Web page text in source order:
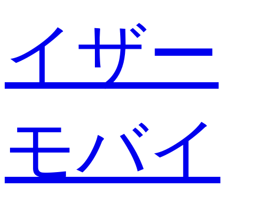
イザー
モバイ